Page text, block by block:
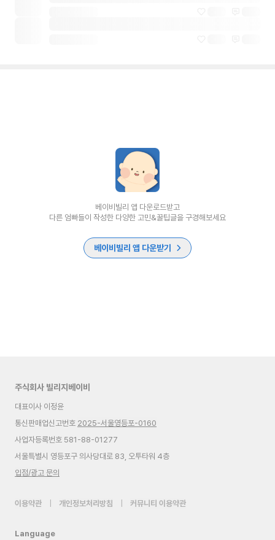
베이비빌리 앱 다운로드받고
다른 엄빠들이 작성한 다양한 고민&꿀팁글을 구경해보세요
베이비빌리 앱 다운받기
주식회사 빌리지베이비
대표이사 이정윤
통신판매업신고번호 2025-서울영등포-0160
사업자등록번호 581-88-01277
서울특별시 영등포구 의사당대로 83, 오투타워 4층
입점/광고 문의
이용약관 개인정보처리방침 커뮤니티 이용약관
Language